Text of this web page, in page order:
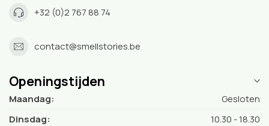
+32 (0)2 767 88 74
contact@smellstories.be
Openingstijden
Maandag:
Gesloten
Dinsdag:
10.30 - 18.30